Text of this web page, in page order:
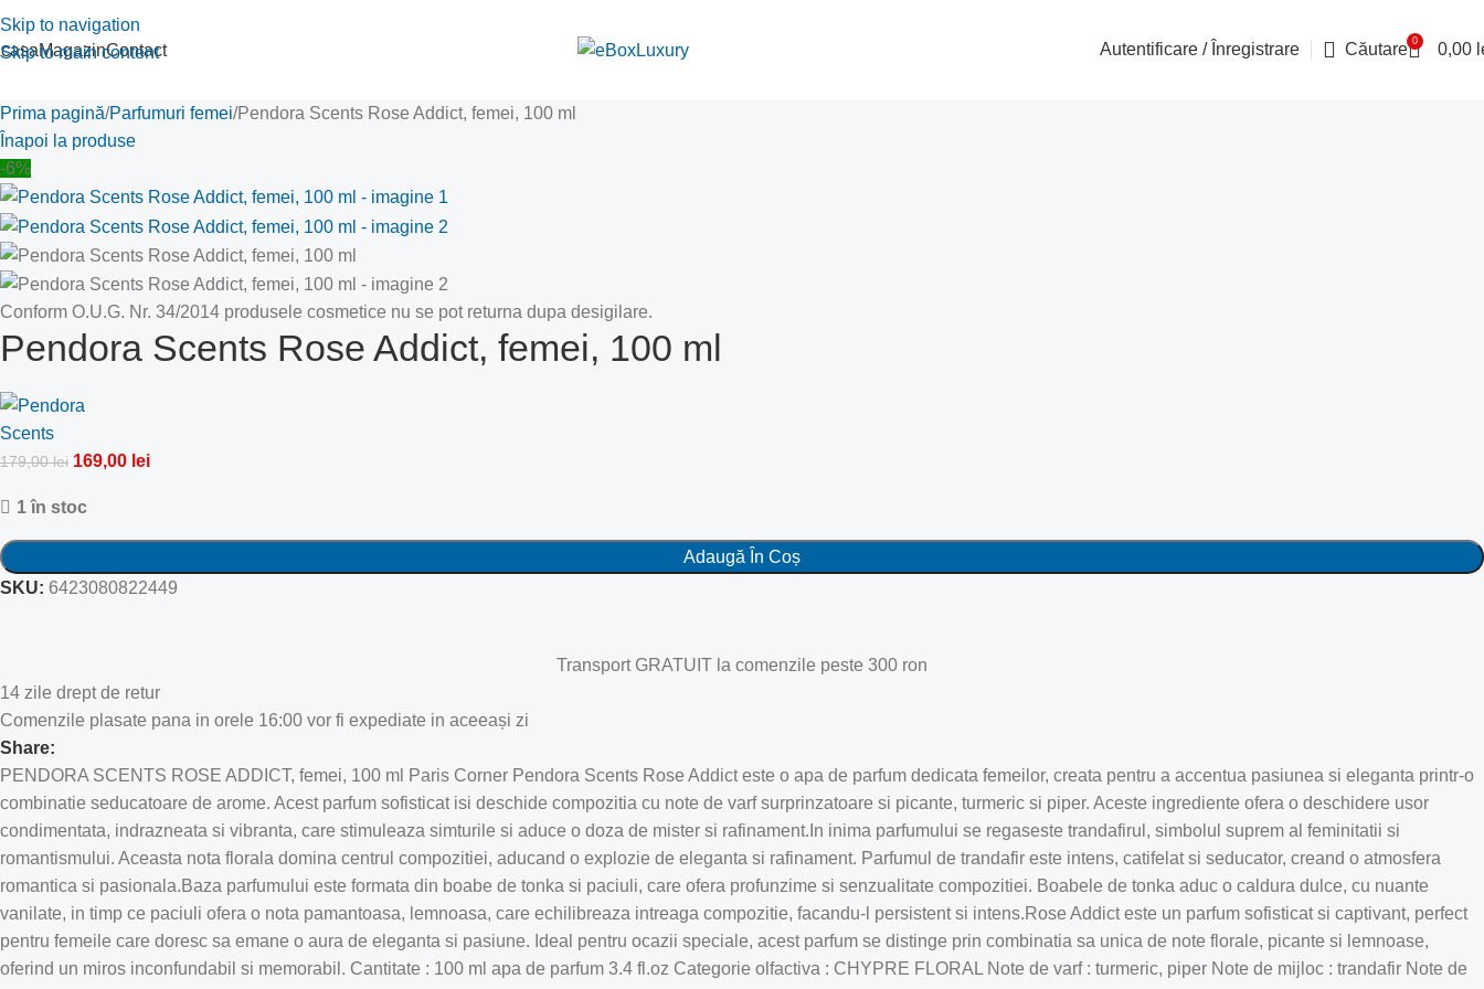
Skip to navigation
Skip to main content
MagazinContact Autentificare / Înregistrare Căutare 0 0,00
Prima pagină Parfumuri femei Pendora Scents Rose Addict, femei, 100 ml
Înapoi la produse
-6%
Conform O.U.G. Nr. 34/2014 produsele cosmetice nu se pot returna dupa desigilare.
Pendora Scents Rose Addict, femei, 100 ml
179,00lei 169,00 lei
1 în stoc
Adaugă În Coș
SKU: 6423080822449
Transport GRATUIT la comenzile peste 300 ron
14 zile drept de retur
Comenzile plasate pana in orele 16:00 vor fi expediate in aceeași zi
Share:
PENDORA SCENTS ROSE ADDICT, femei, 100 ml Paris Corner Pendora Scents Rose Addict este o apa de parfum dedicata femeilor, creata pentru a accentua pasiunea si eleganta printr-o
combinatie seducatoare de arome. Acest parfum sofisticat isi deschide compozitia cu note de varf surprinzatoare si picante, turmeric si piper. Aceste ingrediente ofera o deschidere usor
condimentata, indrazneata si vibranta, care stimuleaza simturile si aduce o doza de mister si rafinament.In inima parfumului se regaseste trandafirul, simbolul suprem al feminitatii si
romantismului. Aceasta nota florala domina centrul compozitiei, aducand o explozie de eleganta si rafinament. Parfumul de trandafir este intens, catifelat si seducator, creand o atmosfera
romantica si pasionala.Baza parfumului este formata din boabe de tonka si paciuli, care ofera profunzime si senzualitate compozitiei. Boabele de tonka aduc o caldura dulce, cu nuante
vanilate, in timp ce paciuli ofera o nota pamantoasa, lemnoasa, care echilibreaza intreaga compozitie, facandu-l persistent si intens.Rose Addict este un parfum sofisticat si captivant, perfect
pentru femeile care doresc sa emane o aura de eleganta si pasiune. Ideal pentru ocazii speciale, acest parfum se distinge prin combinatia sa unica de note florale, picante si lemnoase,
oferind un miros inconfundabil si memorabil. Cantitate : 100 ml apa de parfum 3.4 fl.oz Categorie olfactiva : CHYPRE FLORAL Note de varf : turmeric, piper Note de mijloc : trandafir Note de